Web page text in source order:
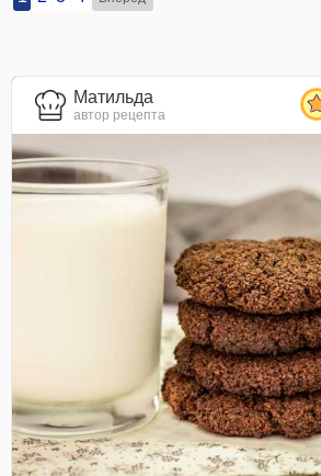
Матильда
автор рецепта